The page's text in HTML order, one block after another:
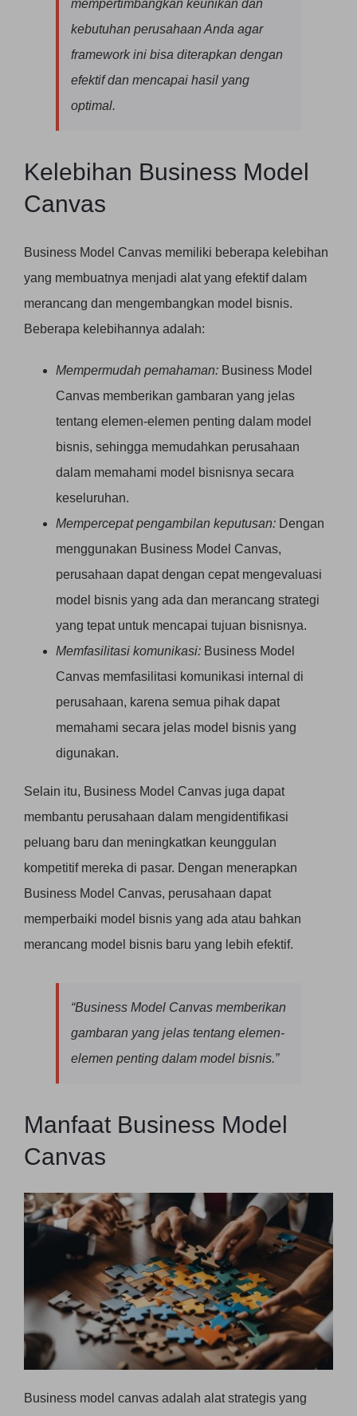
mempertimbangkan keunikan dan
kebutuhan perusahaan Anda agar
framework ini bisa diterapkan dengan
efektif dan mencapai hasil yang
optimal.
Kelebihan Business Model
Canvas
Business Model Canvas memiliki beberapa kelebihan
yang membuatnya menjadi alat yang efektif dalam
merancang dan mengembangkan model bisnis.
Beberapa kelebihannya adalah:
Mempermudah pemahaman: Business Model
Canvas memberikan gambaran yang jelas
tentang elemen-elemen penting dalam model
bisnis, sehingga memudahkan perusahaan
dalam memahami model bisnisnya secara
keseluruhan.
Mempercepat pengambilan keputusan: Dengan
menggunakan Business Model Canvas,
perusahaan dapat dengan cepat mengevaluasi
model bisnis yang ada dan merancang strategi
yang tepat untuk mencapai tujuan bisnisnya.
Memfasilitasi komunikasi: Business Model
Canvas memfasilitasi komunikasi internal di
perusahaan, karena semua pihak dapat
memahami secara jelas model bisnis yang
digunakan.
Selain itu, Business Model Canvas juga dapat
membantu perusahaan dalam mengidentifikasi
peluang baru dan meningkatkan keunggulan
kompetitif mereka di pasar. Dengan menerapkan
Business Model Canvas, perusahaan dapat
memperbaiki model bisnis yang ada atau bahkan
merancang model bisnis baru yang lebih efektif.
“Business Model Canvas memberikan
gambaran yang jelas tentang elemen-
elemen penting dalam model bisnis.”
Manfaat Business Model
Canvas
Business model canvas adalah alat strategis yang